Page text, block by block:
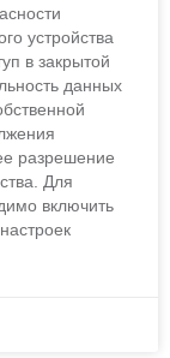
устройства
в закрытой
данных
разрешение
Для
включить